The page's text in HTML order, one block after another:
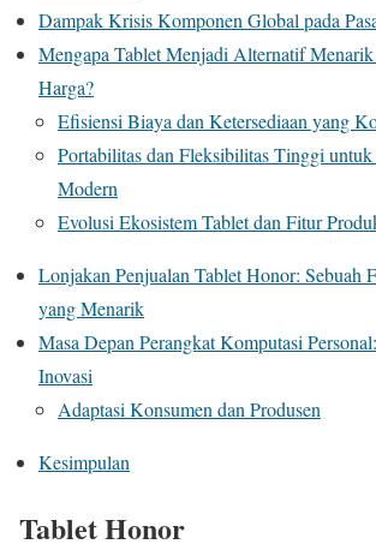
Dampak Krisis Komponen Global pada
Mengapa Tablet Menjadi Alternatif
Harga?
Efisiensi Biaya dan Ketersediaan yang
Portabilitas dan Fleksibilitas Tinggi
Modern
Evolusi Ekosistem Tablet dan Fitur
Lonjakan Penjualan Tablet Honor: Sebuah
yang Menarik
Masa Depan Perangkat Komputasi
Inovasi
Adaptasi Konsumen dan Produsen
Kesimpulan
Tablet Honor